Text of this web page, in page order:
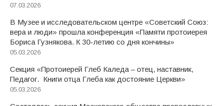
07.03.2026
В Музее и исследовательском центре «Советский Союз:
вера и люди» прошла конференция «Памяти протоиерея
Бориса Гузнякова. К 30-летию со дня кончины»
05.03.2026
Секция «Протоиерей Глеб Каледа – отец, наставник,
Педагог. Книги отца Глеба как достояние Церкви»
05.03.2026